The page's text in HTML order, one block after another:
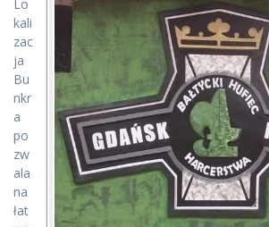
Lo
kali
zac
ja
Bu
nkr
a
po
zw
ala
na
łat